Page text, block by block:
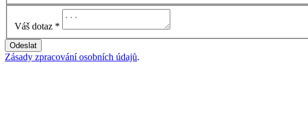
Váš dotaz *
Odeslat
Zásady zpracování osobních údajů.